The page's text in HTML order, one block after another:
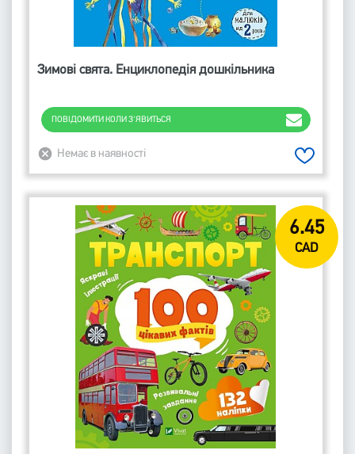
Зимові свята. Енциклопедія дошкільника
ПОВІДОМИТИ КОЛИ З'ЯВИТЬСЯ
Немає в наявності
6.45
CAD